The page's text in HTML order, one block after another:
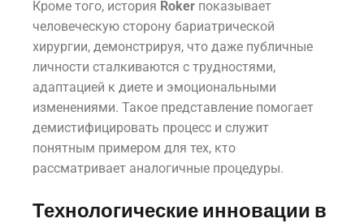
Кроме того, история Roker показывает
человеческую сторону бариатрической
хирургии, демонстрируя, что даже публичные
личности сталкиваются с трудностями,
адаптацией к диете и эмоциональными
изменениями. Такое представление помогает
демистифицировать процесс и служит
понятным примером для тех, кто
рассматривает аналогичные процедуры.
Технологические инновации в